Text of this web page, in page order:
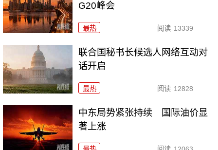
G20峰会
最热 阅读 13339
联合国秘书长候选人网络互动对
话开启
最热 阅读 12828
中东局势紧张持续 国际油价显
著上涨